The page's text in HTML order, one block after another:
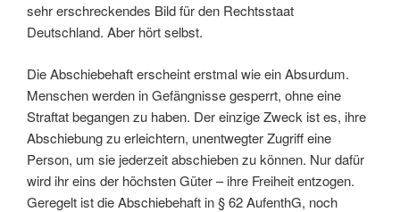
sehr erschreckendes Bild für den Rechtsstaat
Deutschland. Aber hört selbst.
Die Abschiebehaft erscheint erstmal wie ein Absurdum.
Menschen werden in Gefängnisse gesperrt, ohne eine
Straftat begangen zu haben. Der einzige Zweck ist es, ihre
Abschiebung zu erleichtern, unentwegter Zugriff eine
Person, um sie jederzeit abschieben zu können. Nur dafür
wird ihr eins der höchsten Güter – ihre Freiheit entzogen.
Geregelt ist die Abschiebehaft in § 62 AufenthG, noch